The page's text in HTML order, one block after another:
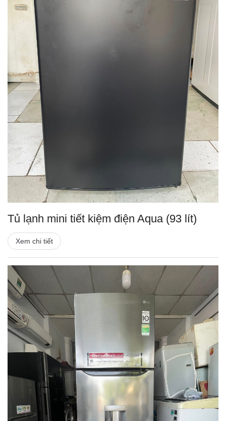
Tủ lạnh mini tiết kiệm điện Aqua (93 lít)
Xem chi tiết